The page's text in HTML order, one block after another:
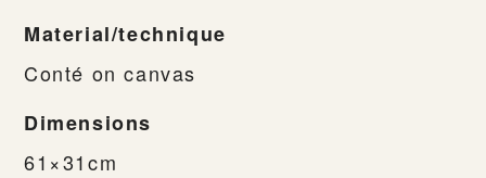
Material/technique
Conté on canvas
Dimensions
61×31cm